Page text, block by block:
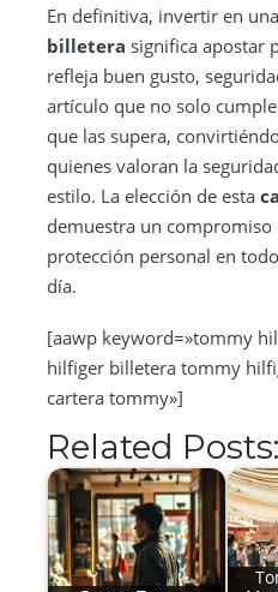
En definitiva, invertir en una
billetera significa apostar
refleja buen gusto,
artículo que no solo
que las supera,
quienes valoran la
estilo. La elección de esta
demuestra un compromiso
protección personal en
día.
[aawp keyword=»tommy
hilfiger billetera tommy
cartera tommy»]
Related Posts: